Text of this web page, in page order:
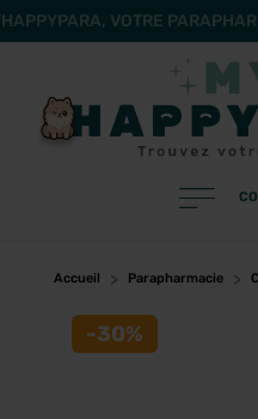
VOTRE
Filtres
CATÉGORIES
Accueil Parapharmacie
-30%